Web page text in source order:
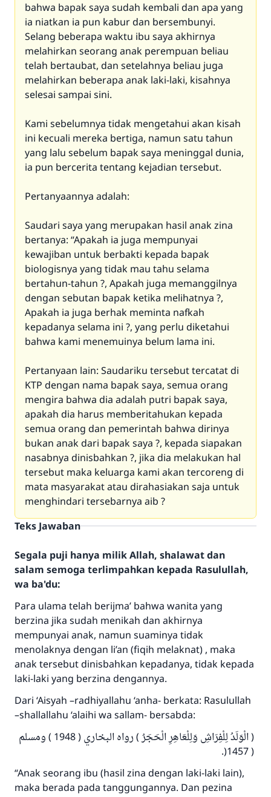
bahwa bapak saya sudah kembali dan apa yang
ia niatkan ia pun kabur dan bersembunyi.
Selang beberapa waktu ibu saya akhirnya
melahirkan seorang anak perempuan beliau
telah bertaubat, dan setelahnya beliau juga
melahirkan beberapa anak laki-laki, kisahnya
selesai sampai sini.
Kami sebelumnya tidak mengetahui akan kisah
ini kecuali mereka bertiga, namun satu tahun
yang lalu sebelum bapak saya meninggal dunia,
ia pun bercerita tentang kejadian tersebut.
Pertanyaannya adalah:
Saudari saya yang merupakan hasil anak zina
bertanya: “Apakah ia juga mempunyai
kewajiban untuk berbakti kepada bapak
biologisnya yang tidak mau tahu selama
bertahun-tahun ?, Apakah juga memanggilnya
dengan sebutan bapak ketika melihatnya ?,
Apakah ia juga berhak meminta nafkah
kepadanya selama ini ?, yang perlu diketahui
bahwa kami menemuinya belum lama ini.
Pertanyaan lain: Saudariku tersebut tercatat di
KTP dengan nama bapak saya, semua orang
mengira bahwa dia adalah putri bapak saya,
apakah dia harus memberitahukan kepada
semua orang dan pemerintah bahwa dirinya
bukan anak dari bapak saya ?, kepada siapakan
nasabnya dinisbahkan ?, jika dia melakukan hal
tersebut maka keluarga kami akan tercoreng di
mata masyarakat atau dirahasiakan saja untuk
menghindari tersebarnya aib ?
Teks Jawaban
Segala puji hanya milik Allah, shalawat dan
salam semoga terlimpahkan kepada Rasulullah,
wa ba'du:
Para ulama telah berijma’ bahwa wanita yang
berzina jika sudah menikah dan akhirnya
mempunyai anak, namun suaminya tidak
menolaknya dengan li’an (fiqih melaknat) , maka
anak tersebut dinisbahkan kepadanya, tidak kepada
laki-laki yang berzina dengannya.
Dari ‘Aisyah –radhiyallahu ‘anha- berkata: Rasulullah
–shallallahu ‘alaihi wa sallam- bersabda:
( الْوَلَدُ لِلْفِرَاشِ وَلِلْعَاهِرِ الْحَجَرُ ) رواه البخاري ( 1948 ) ومسلم
( 1457(.
“Anak seorang ibu (hasil zina dengan laki-laki lain),
maka berada pada tanggungannya. Dan pezina